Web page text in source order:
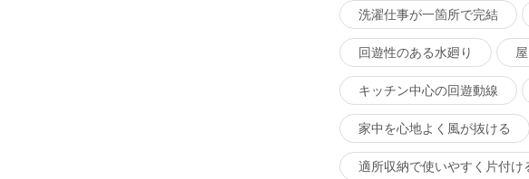
洗濯仕事が一箇所で完結
回遊性のある水廻り
キッチン中心の回遊動線
家中を心地よく風が抜ける
適所収納で使いやすく片付け